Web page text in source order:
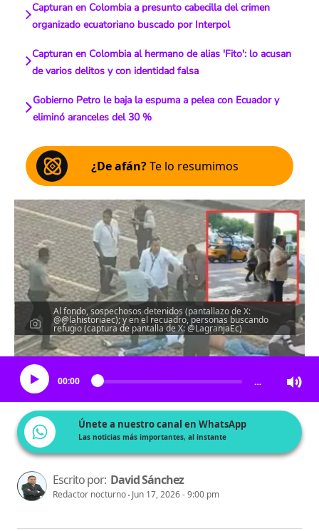
Capturan en Colombia a presunto cabecilla del crimen
organizado ecuatoriano buscado por Interpol
Capturan en Colombia al hermano de alias 'Fito': lo acusan
de varios delitos y con identidad falsa
Gobierno Petro le baja la espuma a pelea con Ecuador y
eliminó aranceles del 30 %
¿De afán?Te lo resumimos
Al fondo, sospechosos detenidos (pantallazo de X:
@@lahistoriaec); y en el recuadro, personas buscando
refugio (captura de pantalla de X: @LagranjaEc)
Escucha el artículo
00:00 …
Únete a nuestro canal en WhatsApp
Las noticias más importantes, al instante
Escrito por: David Sánchez
Redactor nocturno Jun 17, 2026 - 9:00 pm